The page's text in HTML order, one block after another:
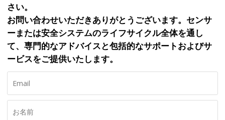
さい。
お問い合わせいただきありがとうございます。センサ
ーまたは安全システムのライフサイクル全体を通し
て、専門的なアドバイスと包括的なサポートおよびサ
ービスをご提供いたします。